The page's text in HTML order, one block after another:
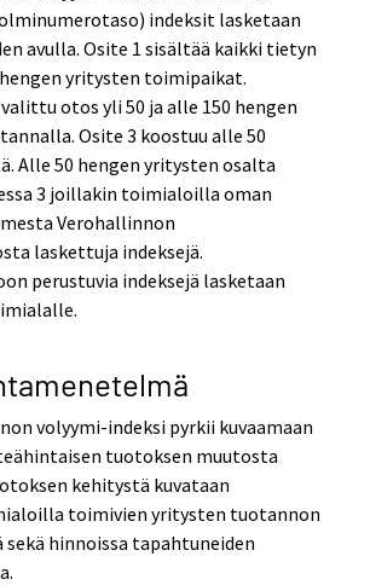
indeksit lasketaan
avulla. Osite 1 sisältää kaikki tietyn
yritysten toimipaikat.
otos yli 50 ja alle 150 hengen
Osite 3 koostuu alle 50
Alle 50 hengen yritysten osalta
3 joillakin toimialoilla oman
Verohallinnon
laskettuja indeksejä.
perustuvia indeksejä lasketaan
volyymi-indeksi pyrkii kuvaamaan
tuotoksen muutosta
kehitystä kuvataan
toimivien yritysten tuotannon
sekä hinnoissa tapahtuneiden